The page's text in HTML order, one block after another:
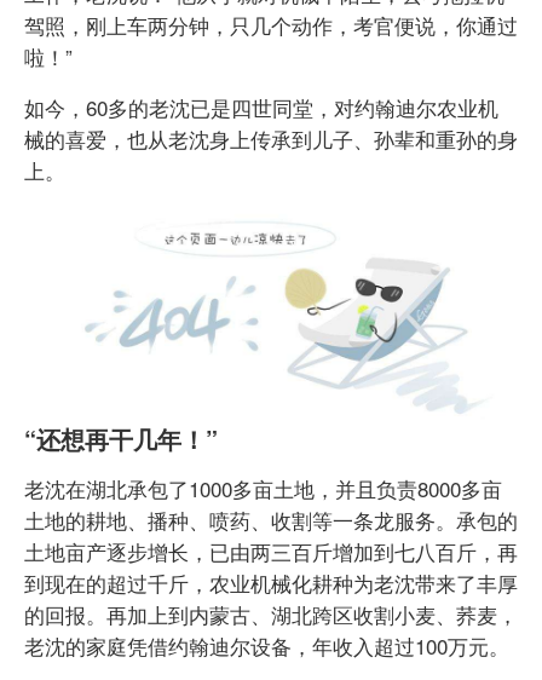
驾照，刚上车两分钟，只几个动作，考官便说，你通过
啦！”
如今，60多的老沈已是四世同堂，对约翰迪尔农业机
械的喜爱，也从老沈身上传承到儿子、孙辈和重孙的身
上。
“还想再干几年！”
老沈在湖北承包了1000多亩土地，并且负责8000多亩
土地的耕地、播种、喷药、收割等一条龙服务。承包的
土地亩产逐步增长，已由两三百斤增加到七八百斤，再
到现在的超过千斤，农业机械化耕种为老沈带来了丰厚
的回报。再加上到内蒙古、湖北跨区收割小麦、荞麦，
老沈的家庭凭借约翰迪尔设备，年收入超过100万元。